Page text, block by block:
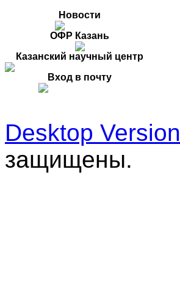
Новости
ОФР Казань
Казанский научный центр
Вход в почту
Desktop Version
защищены.